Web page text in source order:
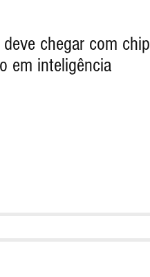
chegar com chip
em inteligência